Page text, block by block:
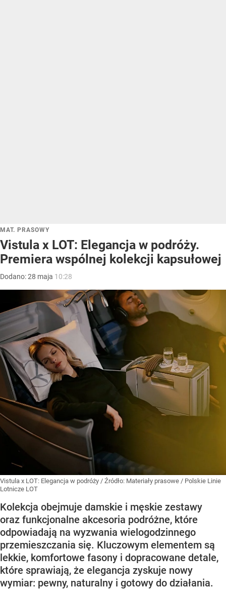
MAT. PRASOWY
Vistula x LOT: Elegancja w podróży.
Premiera wspólnej kolekcji kapsułowej
Dodano:28 maja 10:28
Vistula x LOT: Elegancja w podróży / Źródło: Materiały prasowe / Polskie Linie
Lotnicze LOT
Kolekcja obejmuje damskie i męskie zestawy
oraz funkcjonalne akcesoria podróżne, które
odpowiadają na wyzwania wielogodzinnego
przemieszczania się. Kluczowym elementem są
lekkie, komfortowe fasony i dopracowane detale,
które sprawiają, że elegancja zyskuje nowy
wymiar: pewny, naturalny i gotowy do działania.